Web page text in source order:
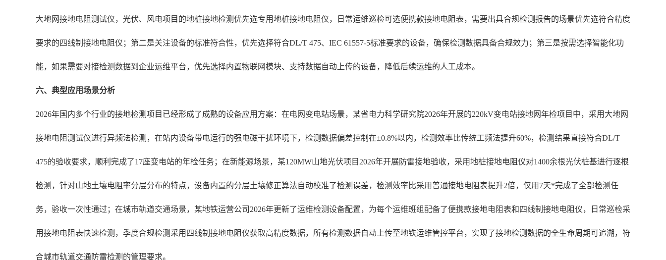
大地网接地电阻测试仪，光伏、风电项目的地桩接地检测优先选专用地桩接地电阻仪，日常运维巡检可选便携款接地电阻表，需要出具合规检测报告的场景优先选符合精度
要求的四线制接地电阻仪；第二是关注设备的标准符合性，优先选择符合DL/T 475、IEC 61557-5标准要求的设备，确保检测数据具备合规效力；第三是按需选择智能化功
能，如果需要对接检测数据到企业运维平台，优先选择内置物联网模块、支持数据自动上传的设备，降低后续运维的人工成本。
六、典型应用场景分析
2026年国内多个行业的接地检测项目已经形成了成熟的设备应用方案：在电网变电站场景，某省电力科学研究院2026年开展的220kV变电站接地网年检项目中，采用大地网
接地电阻测试仪进行异频法检测，在站内设备带电运行的强电磁干扰环境下，检测数据偏差控制在±0.8%以内，检测效率比传统工频法提升60%，检测结果直接符合DL/T
475的验收要求，顺利完成了17座变电站的年检任务；在新能源场景，某120MW山地光伏项目2026年开展防雷接地验收，采用地桩接地电阻仪对1400余根光伏桩基进行逐根
检测，针对山地土壤电阻率分层分布的特点，设备内置的分层土壤修正算法自动校准了检测误差，检测效率比采用普通接地电阻表提升2倍，仅用7天*完成了全部检测任
务，验收一次性通过；在城市轨道交通场景，某地铁运营公司2026年更新了运维检测设备配置，为每个运维班组配备了便携款接地电阻表和四线制接地电阻仪，日常巡检采
用接地电阻表快速检测，季度合规检测采用四线制接地电阻仪获取高精度数据，所有检测数据自动上传至地铁运维管控平台，实现了接地检测数据的全生命周期可追溯，符
合城市轨道交通防雷检测的管理要求。